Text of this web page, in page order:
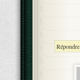
Répondre